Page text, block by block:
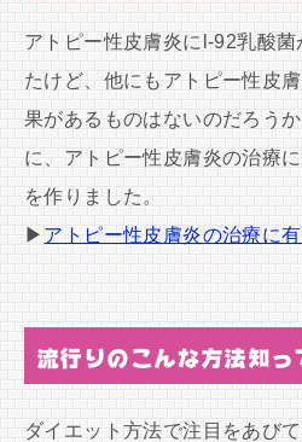
アトピー性皮膚炎にl-92乳酸
たけど、他にもアトピー性皮
果があるものはないのだろう
に、アトピー性皮膚炎の治療
を作りました。
▶ アトピー性皮膚炎の治療に
流行りのこんな方法知っ
ダイエット方法で注目をあび